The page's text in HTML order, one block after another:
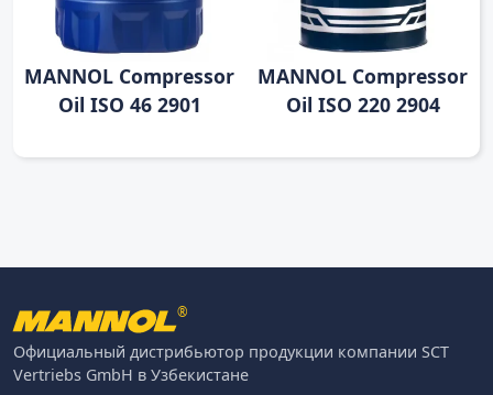
MANNOL Compressor
Oil ISO 46 2901
MANNOL Compressor
Oil ISO 220 2904
®
Официальный дистрибьютор продукции компании SCT
Vertriebs GmbH в Узбекистане